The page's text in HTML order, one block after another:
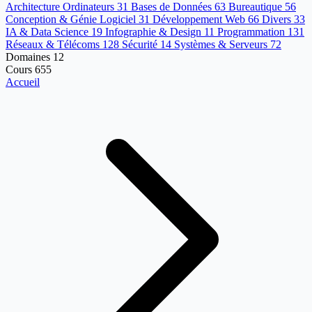
Architecture Ordinateurs 31 Bases de Données 63 Bureautique 56
Conception & Génie Logiciel 31 Développement Web 66 Divers 33
IA & Data Science 19 Infographie & Design 11 Programmation 131
Réseaux & Télécoms 128 Sécurité 14 Systèmes & Serveurs 72
Domaines 12
Cours 655
Accueil